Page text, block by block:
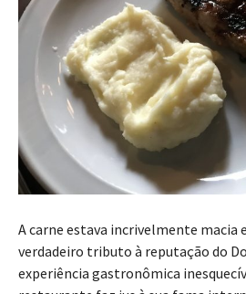
A carne estava incrivelmente macia
verdadeiro tributo à reputação do
experiência gastronômica